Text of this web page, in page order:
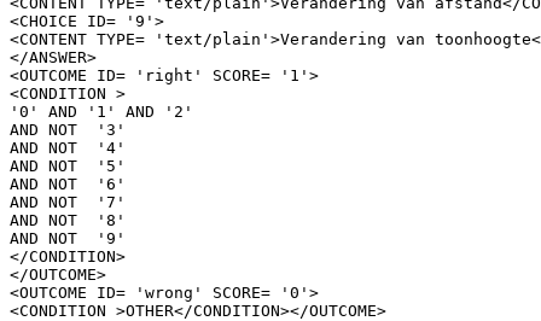
<CHOICE ID= '9'>
<CONTENT TYPE= 'text/plain'>Verandering van toonhoogte</
</ANSWER>
<OUTCOME ID= 'right' SCORE= '1'>
<CONDITION >
'0' AND '1' AND '2'
AND NOT  '3'
AND NOT  '4'
AND NOT  '5'
AND NOT  '6'
AND NOT  '7'
AND NOT  '8'
AND NOT  '9'
</CONDITION>
</OUTCOME>
<OUTCOME ID= 'wrong' SCORE= '0'>
<CONDITION >OTHER</CONDITION></OUTCOME>